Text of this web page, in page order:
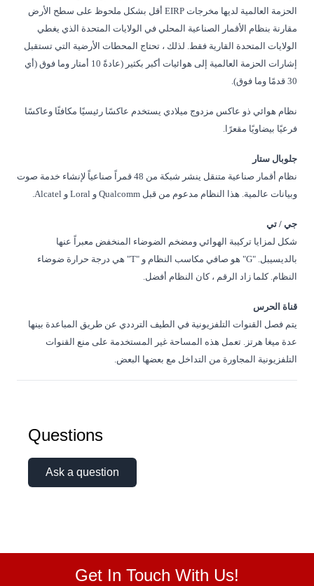
الحزمة العالمية لديها مخرجات EIRP أقل بشكل ملحوظ على سطح الأرض
مقارنة بنظام الأقمار الصناعية المحلي في الولايات المتحدة الذي يغطي
الولايات المتحدة القارية فقط. لذلك ، تحتاج المحطات الأرضية التي تستقبل
إشارات الحزمة العالمية إلى هوائيات أكبر بكثير (عادةً 10 أمتار وما فوق (أي
30 قدمًا وما فوق).
نظام هوائي ذو عاكس مزدوج ميلادي يستخدم عاكسًا رئيسيًا مكافئًا وعاكسًا
فرعيًا بيضاويًا مقعرًا.
جلوبال ستار
نظام أقمار صناعية متنقل ينشر شبكة من 48 قمراً صناعياً لإنشاء خدمة صوت
وبيانات عالمية. هذا النظام مدعوم من قبل Qualcomm و Loral و Alcatel.
جي / تي
شكل لمزايا تركيبة الهوائي ومضخم الضوضاء المنخفض معبراً عنها
بالديسيبل. "G" هو صافي مكاسب النظام و "T" هي درجة حرارة ضوضاء
النظام. كلما زاد الرقم ، كان النظام أفضل.
قناة الحرس
يتم فصل القنوات التلفزيونية في الطيف الترددي عن طريق المباعدة بينها
عدة ميغا هرتز. تعمل هذه المساحة غير المستخدمة على منع القنوات
التلفزيونية المجاورة من التداخل مع بعضها البعض.
Questions
Ask a question
Get In Touch With Us!